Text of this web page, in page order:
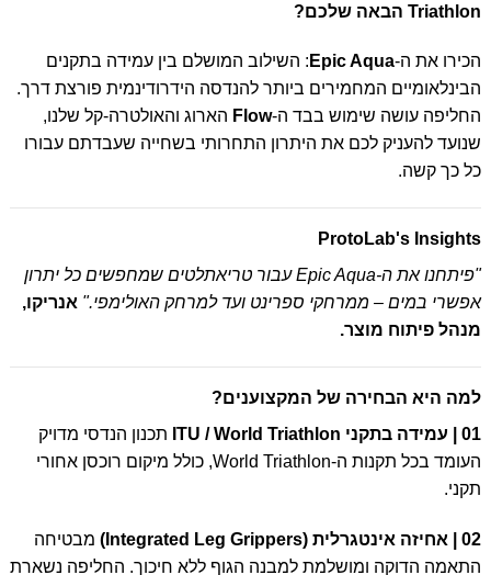
Triathlon הבאה שלכם?
הכירו את ה-Epic Aqua : השילוב המושלם בין עמידה בתקנים
הבינלאומיים המחמירים ביותר להנדסה הידרודינמית פורצת דרך.
החליפה עושה שימוש בבד ה-Flow הארוג והאולטרה-קל שלנו,
שנועד להעניק לכם את היתרון התחרותי בשחייה שעבדתם עבורו
כל כך קשה.
ProtoLab's Insights
"פיתחנו את ה-Epic Aqua עבור טריאתלטים שמחפשים כל יתרון
אפשרי במים – ממרחקי ספרינט ועד למרחק האולימפי." אנריקו,
מנהל פיתוח מוצר.
למה היא הבחירה של המקצוענים?
01 | עמידה בתקני ITU / World Triathlon
תכנון הנדסי מדויק
העומד בכל תקנות ה-World Triathlon, כולל מיקום רוכסן אחורי
תקני.
02 | אחיזה אינטגרלית (Integrated Leg Grippers)
מבטיחה
התאמה הדוקה ומושלמת למבנה הגוף ללא חיכוך. החליפה נשארת